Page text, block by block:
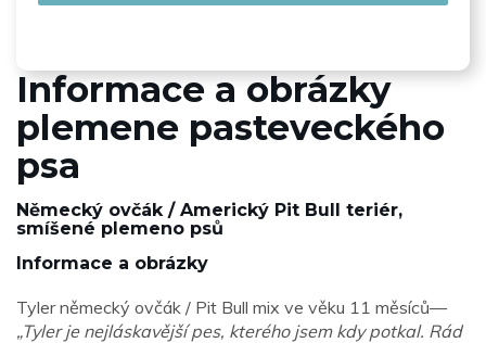
Informace a obrázky
plemene pasteveckého
psa
Německý ovčák / Americký Pit Bull teriér,
smíšené plemeno psů
Informace a obrázky
Tyler německý ovčák / Pit Bull mix ve věku 11 měsíců—
„Tyler je nejláskavější pes, kterého jsem kdy potkal. Rád